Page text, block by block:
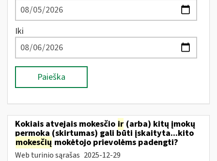
Iki
Paieška
Kokiais atvejais mokesčio ir (arba) kitų įmokų
permoka (skirtumas) gali būti įskaityta...kito
mokesčių mokėtojo prievolėms padengti?
Web turinio sąrašas 2025-12-29